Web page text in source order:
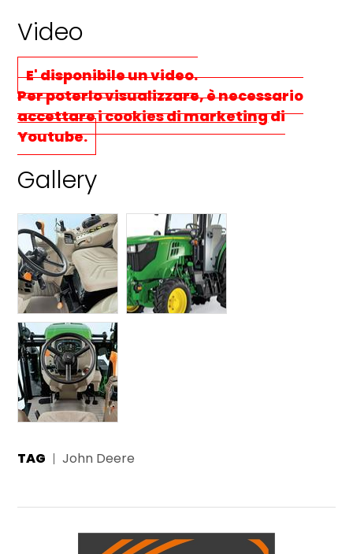
Video
E' disponibile un video.
Per poterlo visualizzare, è necessario
accettare i cookies di marketingdi
Youtube.
Gallery
TAG John Deere